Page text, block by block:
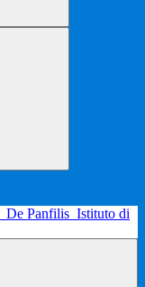
De Panfilis Istituto di